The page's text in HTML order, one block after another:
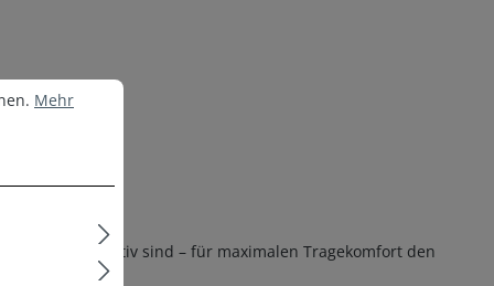
und atmungsaktiv sind – für maximalen Tragekomfort den
Mehr Informationen ...
Mehr